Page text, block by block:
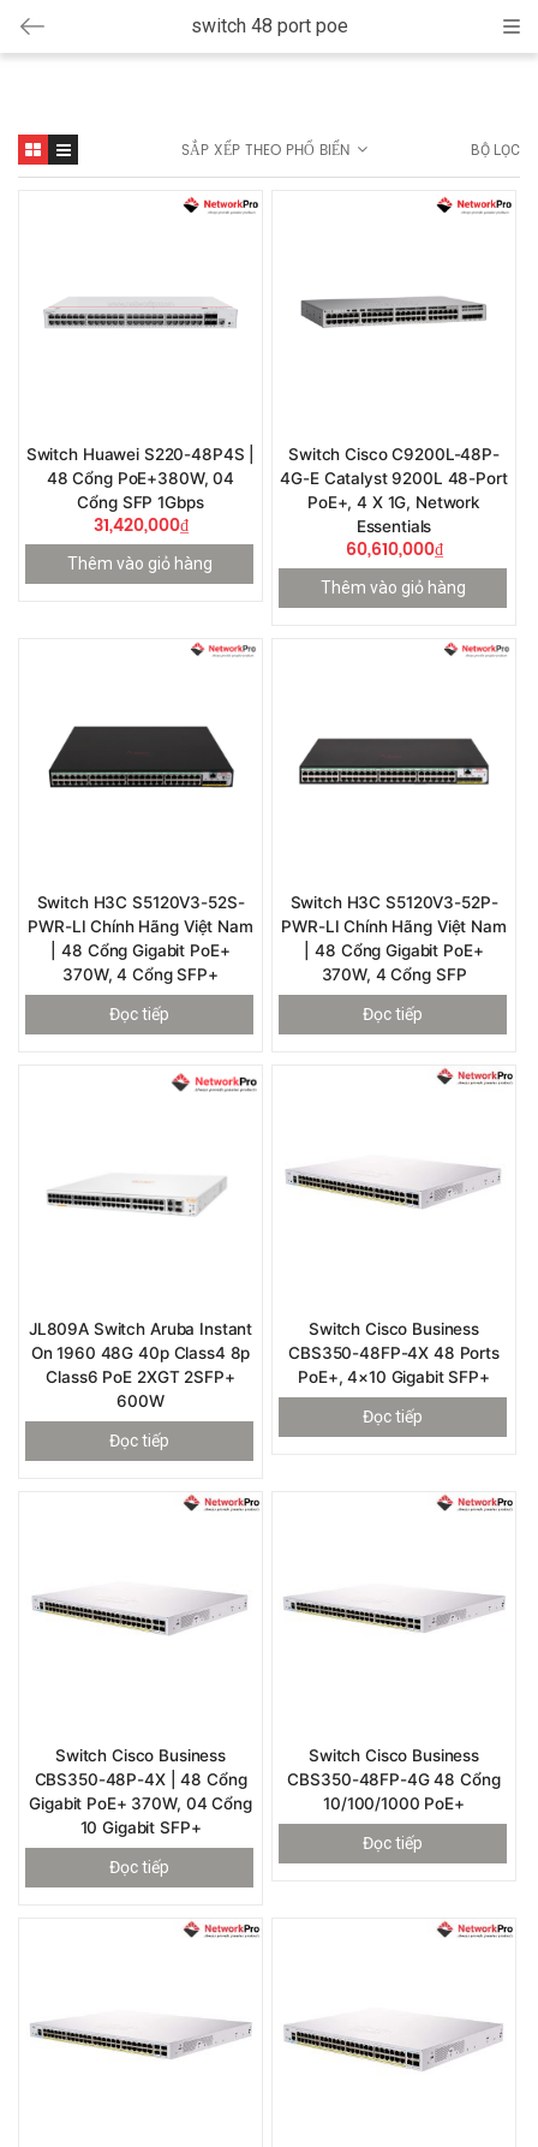
switch 48 port poe
SẮP XẾP THEO PHỔ BIẾN BỘ LỌC
Switch Huawei S220-48P4S |
48 Cổng PoE+380W, 04
Cổng SFP 1Gbps
31,420,000₫
Thêm vào giỏ hàng
Switch Cisco C9200L-48P-
4G-E Catalyst 9200L 48-Port
PoE+, 4 X 1G, Network
Essentials
60,610,000₫
Thêm vào giỏ hàng
Switch H3C S5120V3-52S-
PWR-LI Chính Hãng Việt Nam
| 48 Cổng Gigabit PoE+
370W, 4 Cổng SFP+
Đọc tiếp
Switch H3C S5120V3-52P-
PWR-LI Chính Hãng Việt Nam
| 48 Cổng Gigabit PoE+
370W, 4 Cổng SFP
Đọc tiếp
JL809A Switch Aruba Instant
On 1960 48G 40p Class4 8p
Class6 PoE 2XGT 2SFP+
600W
Đọc tiếp
Switch Cisco Business
CBS350-48FP-4X 48 Ports
PoE+, 4×10 Gigabit SFP+
Đọc tiếp
Switch Cisco Business
CBS350-48P-4X | 48 Cổng
Gigabit PoE+ 370W, 04 Cổng
10 Gigabit SFP+
Đọc tiếp
Switch Cisco Business
CBS350-48FP-4G 48 Cổng
10/100/1000 PoE+
Đọc tiếp